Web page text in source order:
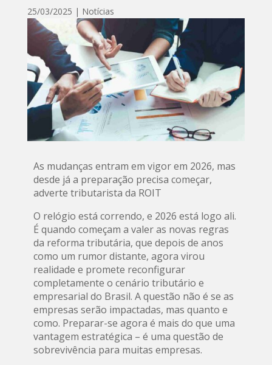
25/03/2025 | Notícias
As mudanças entram em vigor em 2026, mas
desde já a preparação precisa começar,
adverte tributarista da ROIT
O relógio está correndo, e 2026 está logo ali.
É quando começam a valer as novas regras
da reforma tributária, que depois de anos
como um rumor distante, agora virou
realidade e promete reconfigurar
completamente o cenário tributário e
empresarial do Brasil. A questão não é se as
empresas serão impactadas, mas quanto e
como. Preparar-se agora é mais do que uma
vantagem estratégica – é uma questão de
sobrevivência para muitas empresas.